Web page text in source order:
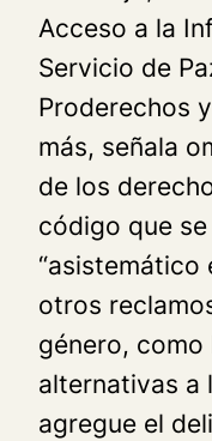
Acceso a la
Servicio de
Proderechos
más, señala
de los
código que
“asistemático
otros
género,
alternativas a
agregue el